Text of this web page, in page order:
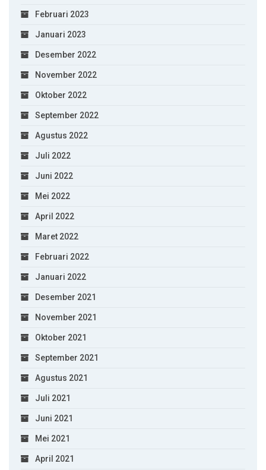
Februari 2023
Januari 2023
Desember 2022
November 2022
Oktober 2022
September 2022
Agustus 2022
Juli 2022
Juni 2022
Mei 2022
April 2022
Maret 2022
Februari 2022
Januari 2022
Desember 2021
November 2021
Oktober 2021
September 2021
Agustus 2021
Juli 2021
Juni 2021
Mei 2021
April 2021